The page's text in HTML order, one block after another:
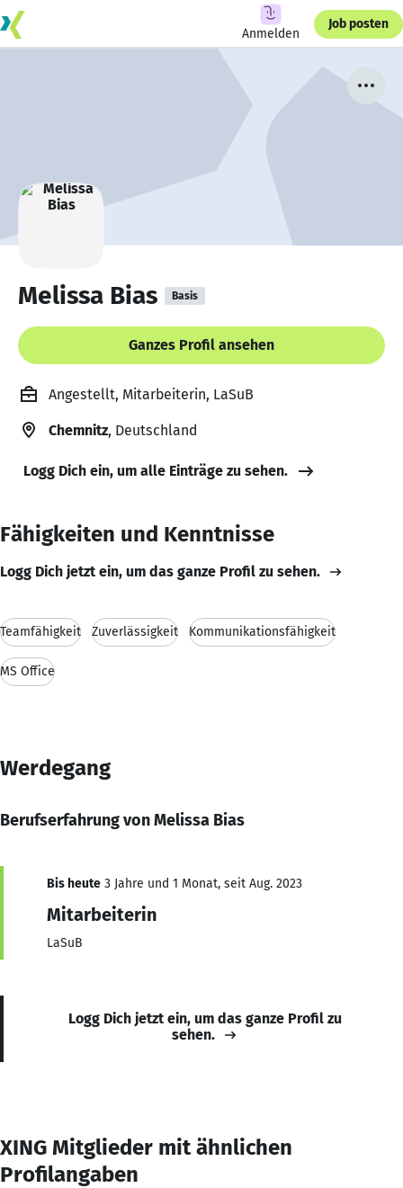
Anmelden
Job posten
Melissa Bias Basis
Ganzes Profil ansehen
Angestellt, Mitarbeiterin, LaSuB
Chemnitz, Deutschland
Logg Dich ein, um alle Einträge zu sehen.
Fähigkeiten und Kenntnisse
Logg Dich jetzt ein, um das ganze Profil zu sehen.
Teamfähigkeit Zuverlässigkeit Kommunikationsfähigkeit
MS Office
Werdegang
Berufserfahrung von Melissa Bias
Bis heute 3 Jahre und 1 Monat, seit Aug. 2023
Mitarbeiterin
LaSuB
Logg Dich jetzt ein, um das ganze Profil zu
sehen.
XING Mitglieder mit ähnlichen
Profilangaben